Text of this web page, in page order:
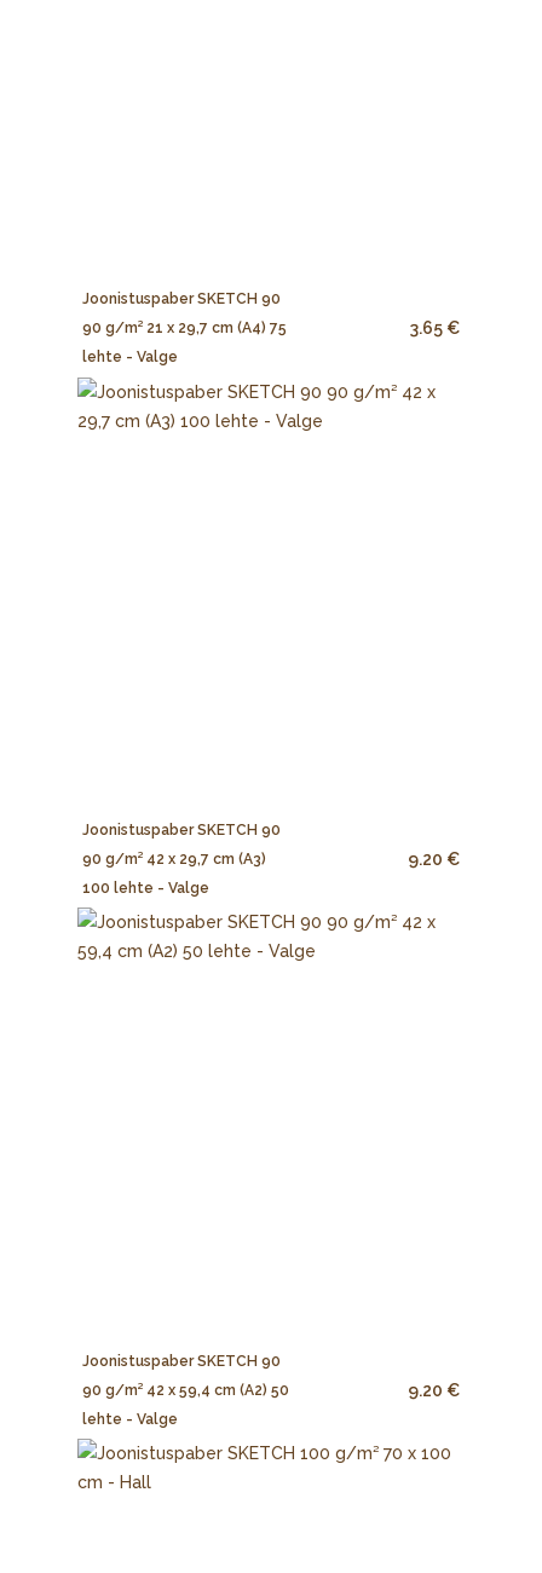
Joonistuspaber SKETCH 90
90 g/m² 21 x 29,7 cm (A4) 75
lehte - Valge
3.65 €
Joonistuspaber SKETCH 90
90 g/m² 42 x 29,7 cm (A3)
100 lehte - Valge
9.20 €
Joonistuspaber SKETCH 90
90 g/m² 42 x 59,4 cm (A2) 50
lehte - Valge
9.20 €